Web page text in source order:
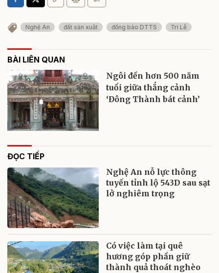
Nghệ An đất sản xuât đồng bào DTTS Tri Lễ
BÀI LIÊN QUAN
Ngôi đền hơn 500 năm
tuổi giữa thắng cảnh
‘Đông Thành bát cảnh’
ĐỌC TIẾP
Nghệ An nỗ lực thông
tuyến tỉnh lộ 543D sau sạt
lở nghiêm trọng
Có việc làm tại quê
hương góp phần giữ
thành quả thoát nghèo